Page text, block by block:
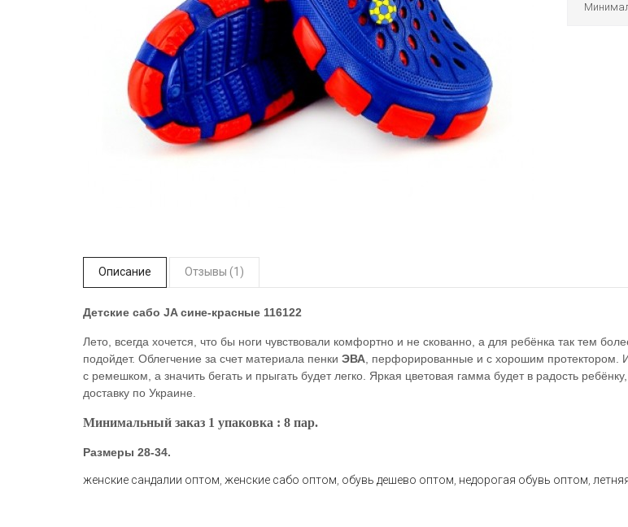
Описание Отзывы (1)
Детские сабо JA сине-красные 116122
Лето, всегда хочется, что бы ноги чувствовали комфортно и не скованно, а для ребёнка так тем
подойдет. Облегчение за счет материала пенки ЭВА , перфорированные и с хорошим протектором.
с ремешком, а значить бегать и прыгать будет легко. Яркая цветовая гамма будет в радость
доставку по Украине.
Минимальный заказ 1 упаковка : 8 пар.
Размеры 28-34.
женские сандалии оптом женские сабо оптом обувь дешево оптом недорогая обувь оптом